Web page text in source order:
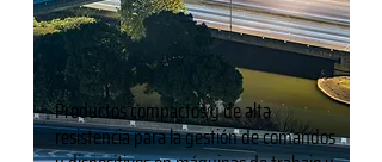
Productos compactos y de alta
resistencia para la gestión de comandos